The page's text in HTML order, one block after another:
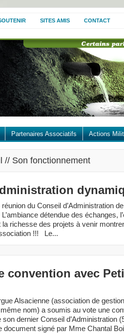
SITES AMIS CONTACT
Partenaires Associatifs Actions
// Son fonctionnement
du Conseil d’Administration
détendue des échanges,
la richesse des projets à venir
!!! Le...
convention avec
Alsacienne (association de
nom) a soumis au vote une
son dernier Conseil d’Administration
document signé par Mme Chantal